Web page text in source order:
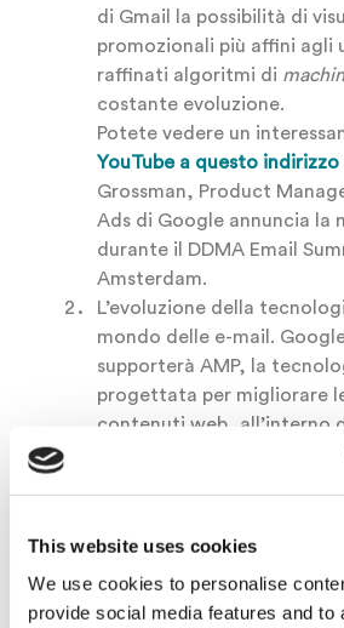
This website uses cookies
We use cookies to personalise
provide social media features and to
di Gmail la possibilità di
promozionali più affini agli
raffinati algoritmi di
costante evoluzione.
Potete vedere un
YouTube a questo indirizzo
Grossman, Product
Ads di Google annuncia la
durante il DDMA Email
Amsterdam.
L’evoluzione della
mondo delle e-mail.
supporterà AMP, la
progettata per migliorare
contenuti web, all’interno
seguente link potrete
specifiche di applicazione
Vuoi provare